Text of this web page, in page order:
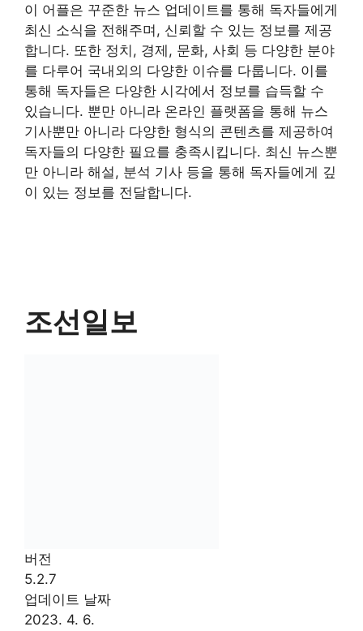
이 어플은 꾸준한 뉴스 업데이트를 통해 독자들에게
최신 소식을 전해주며, 신뢰할 수 있는 정보를 제공
합니다. 또한 정치, 경제, 문화, 사회 등 다양한 분야
를 다루어 국내외의 다양한 이슈를 다룹니다. 이를
통해 독자들은 다양한 시각에서 정보를 습득할 수
있습니다. 뿐만 아니라 온라인 플랫폼을 통해 뉴스
기사뿐만 아니라 다양한 형식의 콘텐츠를 제공하여
독자들의 다양한 필요를 충족시킵니다. 최신 뉴스뿐
만 아니라 해설, 분석 기사 등을 통해 독자들에게 깊
이 있는 정보를 전달합니다.
조선일보
버전
5.2.7
업데이트 날짜
2023. 4. 6.